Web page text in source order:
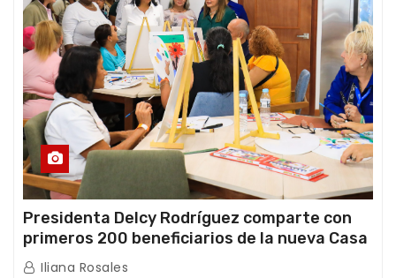
Presidenta Delcy Rodríguez comparte con
primeros 200 beneficiarios de la nueva Casa
de los Abuelos “La Primavera” en Caracas
Iliana Rosales